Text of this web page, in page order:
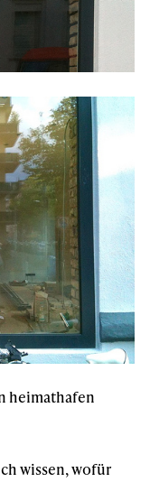
heimathafen
wissen, wofür